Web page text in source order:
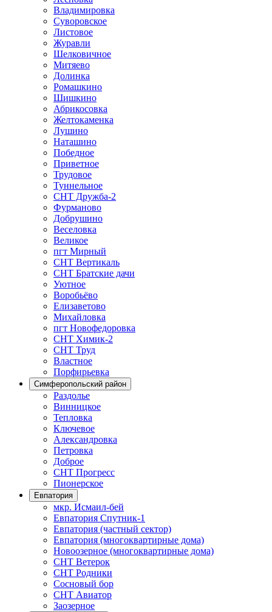
Владимировка
Суворовское
Листовое
Журавли
Шелковичное
Митяево
Долинка
Ромашкино
Шишкино
Абрикосовка
Желтокаменка
Лушино
Наташино
Победное
Приветное
Трудовое
Туннельное
СНТ Дружба-2
Фурманово
Добрушино
Веселовка
Великое
пгт Мирный
СНТ Вертикаль
СНТ Братские дачи
Уютное
Воробьёво
Елизаветово
Михайловка
пгт Новофедоровка
СНТ Химик-2
СНТ Труд
Властное
Порфирьевка
Симферопольский район
Раздолье
Винницкое
Тепловка
Ключевое
Александровка
Петровка
Доброе
СНТ Прогресс
Пионерское
Евпатория
мкр. Исмаил-бей
Евпатория Спутник-1
Евпатория (частный сектор)
Евпатория (многоквартирные дома)
Новоозерное (многоквартирные дома)
СНТ Ветерок
СНТ Родники
Сосновый бор
СНТ Авиатор
Заозерное